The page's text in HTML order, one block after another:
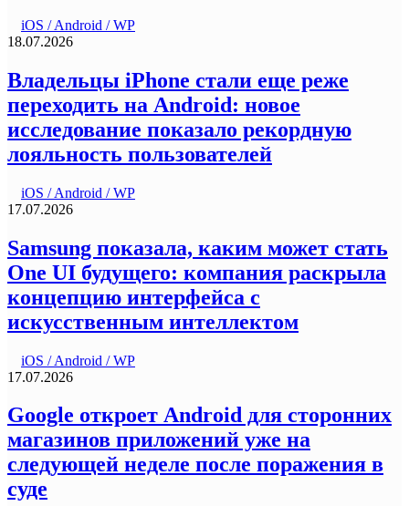
iOS / Android / WP
18.07.2026
Владельцы iPhone стали еще реже
переходить на Android: новое
исследование показало рекордную
лояльность пользователей
iOS / Android / WP
17.07.2026
Samsung показала, каким может стать
One UI будущего: компания раскрыла
концепцию интерфейса с
искусственным интеллектом
iOS / Android / WP
17.07.2026
Google откроет Android для сторонних
магазинов приложений уже на
следующей неделе после поражения в
суде